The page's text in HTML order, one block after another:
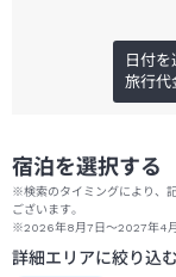
日付を
旅行代
宿泊を選択する
※検索のタイミングにより、
ございます。
※2026年8月7日～2027年4月
詳細エリアに絞り込む